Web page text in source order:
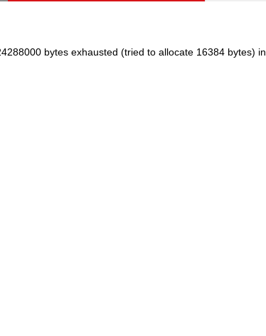
bytes exhausted (tried to allocate 16384 bytes) in